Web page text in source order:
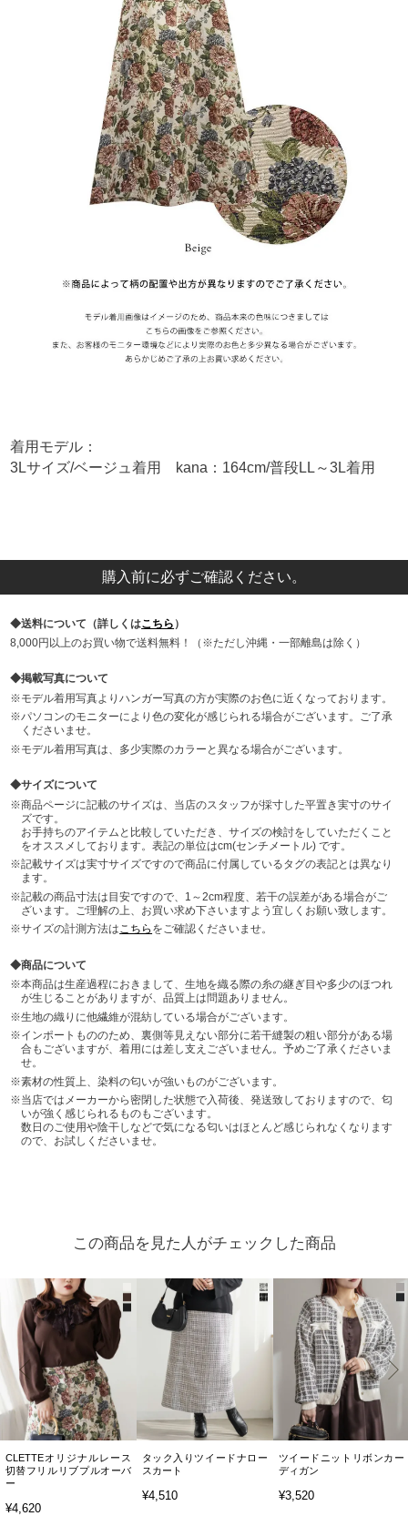
着用モデル：
3Lサイズ/ベージュ着用 kana：164cm/普段LL～3L着用
購入前に必ずご確認ください。
送料について（詳しくはこちら ）
8,000円以上のお買い物で送料無料！（※ただし沖縄・一部離島は除く）
掲載写真について
モデル着用写真よりハンガー写真の方が実際のお色に近くなっております。
パソコンのモニターにより色の変化が感じられる場合がございます。ご了承
くださいませ。
モデル着用写真は、多少実際のカラーと異なる場合がございます。
サイズについて
商品ページに記載のサイズは、当店のスタッフが採寸した平置き実寸のサイ
ズです。
お手持ちのアイテムと比較していただき、サイズの検討をしていただくこと
をオススメしております。表記の単位はcm(センチメートル) です。
記載サイズは実寸サイズですので商品に付属しているタグの表記とは異なり
ます。
記載の商品寸法は目安ですので、1～2cm程度、若干の誤差がある場合がご
ざいます。ご理解の上、お買い求め下さいますよう宜しくお願い致します。
サイズの計測方法はこちら をご確認くださいませ。
商品について
本商品は生産過程におきまして、生地を織る際の糸の継ぎ目や多少のほつれ
が生じることがありますが、品質上は問題ありません。
生地の織りに他繊維が混紡している場合がございます。
インポートもののため、裏側等見えない部分に若干縫製の粗い部分がある場
合もございますが、着用には差し支えございません。予めご了承くださいま
せ。
素材の性質上、染料の匂いが強いものがございます。
当店ではメーカーから密閉した状態で入荷後、発送致しておりますので、匂
いが強く感じられるものもございます。
数日のご使用や陰干しなどで気になる匂いはほとんど感じられなくなります
ので、お試しくださいませ。
この商品を見た人がチェックした商品
CLETTEオリジナルレース
切替フリルリブプルオーバ
ー
¥4,620
タック入りツイードナロー
スカート
¥4,510
ツイードニットリボンカー
ディガン
¥3,520